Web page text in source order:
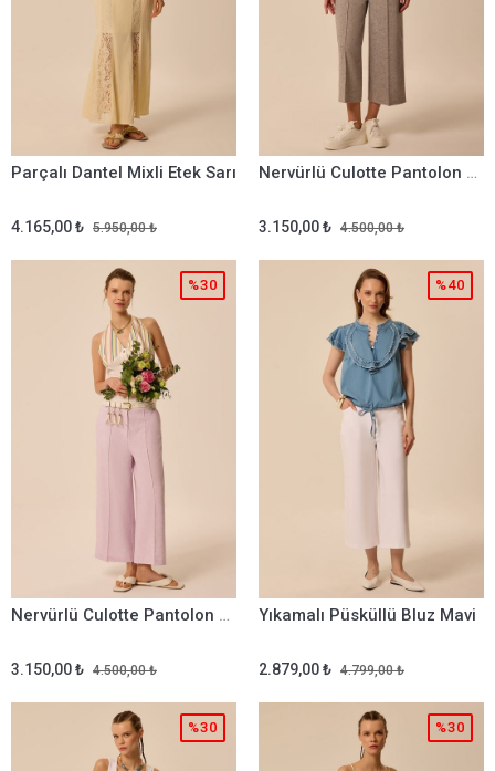
Parçalı Dantel Mixli Etek Sarı
4.165,00 ₺ 5.950,00 ₺
Nervürlü Culotte Pantolon Gri
3.150,00 ₺ 4.500,00 ₺
Nervürlü Culotte Pantolon Lila
3.150,00 ₺ 4.500,00 ₺
%30
Yıkamalı Püsküllü Bluz Mavi
2.879,00 ₺ 4.799,00 ₺
%40
%30 %30